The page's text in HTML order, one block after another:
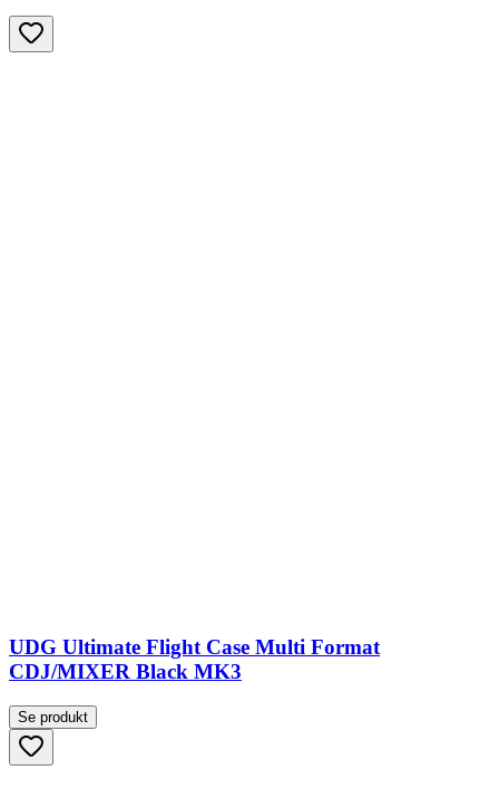
UDG Ultimate Flight Case Multi Format
CDJ/MIXER Black MK3
Se produkt